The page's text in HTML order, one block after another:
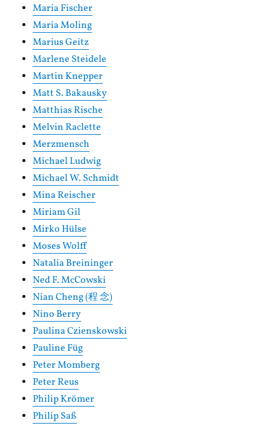
Maria Fischer
Maria Moling
Marius Geitz
Marlene Steidele
Martin Knepper
Matt S. Bakausky
Matthias Rische
Melvin Raclette
Merzmensch
Michael Ludwig
Michael W. Schmidt
Mina Reischer
Miriam Gil
Mirko Hülse
Moses Wolff
Natalia Breininger
Ned F. McCowski
Nian Cheng (程 念)
Nino Berry
Paulina Czienskowski
Pauline Füg
Peter Momberg
Peter Reus
Philip Krömer
Philip Saß